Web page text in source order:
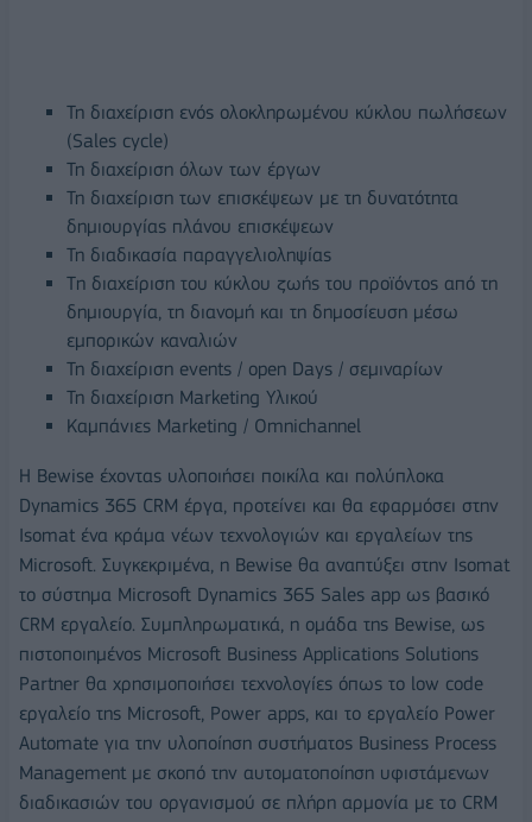
Τη διαχείριση ενός ολοκληρωμένου κύκλου πωλήσεων
(Sales cycle)
Τη διαχείριση όλων των έργων
Τη διαχείριση των επισκέψεων με τη δυνατότητα
δημιουργίας πλάνου επισκέψεων
Τη διαδικασία παραγγελιοληψίας
Tη διαχείριση του κύκλου ζωής του προϊόντος από τη
δημιουργία, τη διανομή και τη δημοσίευση μέσω
εμπορικών καναλιών
Τη διαχείριση events / open Days / σεμιναρίων
Τη διαχείριση Marketing Υλικού
Καμπάνιες Marketing / Omnichannel
Η Βewise έχοντας υλοποιήσει ποικίλα και πολύπλοκα
Dynamics 365 CRM έργα, προτείνει και θα εφαρμόσει στην
Isomat ένα κράμα νέων τεχνολογιών και εργαλείων της
Microsoft. Συγκεκριμένα, η Bewise θα αναπτύξει στην Isomat
το σύστημα Microsoft Dynamics 365 Sales app ως βασικό
CRM εργαλείο. Συμπληρωματικά, η ομάδα της Bewise, ως
πιστοποιημένος Microsoft Business Applications Solutions
Partner θα χρησιμοποιήσει τεχνολογίες όπως το low code
εργαλείο της Microsoft, Power apps, και το εργαλείο Power
Automate για την υλοποίηση συστήματος Business Process
Management με σκοπό την αυτοματοποίηση υφιστάμενων
διαδικασιών του οργανισμού σε πλήρη αρμονία με το CRM